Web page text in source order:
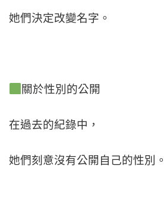
她們決定改變名字。
關於性別的公開
在過去的紀錄中，
她們刻意沒有公開自己的性別。